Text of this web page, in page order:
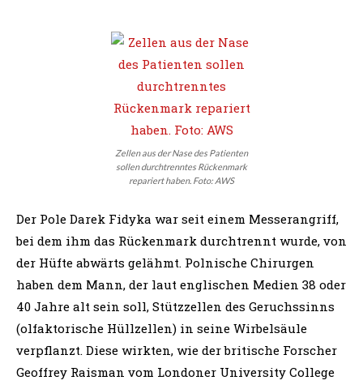
Zellen aus der Nase des Patienten
sollen durchtrenntes Rückenmark
repariert haben. Foto: AWS
Der Pole Darek Fidyka war seit einem Messerangriff,
bei dem ihm das Rückenmark durchtrennt wurde, von
der Hüfte abwärts gelähmt. Polnische Chirurgen
haben dem Mann, der laut englischen Medien 38 oder
40 Jahre alt sein soll, Stützzellen des Geruchssinns
(olfaktorische Hüllzellen) in seine Wirbelsäule
verpflanzt. Diese wirkten, wie der britische Forscher
Geoffrey Raisman vom Londoner University College